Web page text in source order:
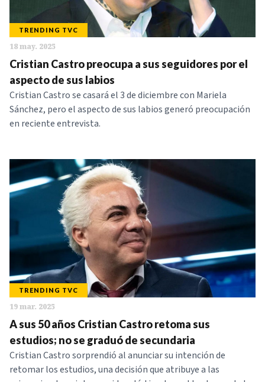
TRENDING TVC
18 may. 2025
Cristian Castro preocupa a sus seguidores por el
aspecto de sus labios
Cristian Castro se casará el 3 de diciembre con Mariela
Sánchez, pero el aspecto de sus labios generó preocupación
en reciente entrevista.
TRENDING TVC
19 mar. 2025
A sus 50 años Cristian Castro retoma sus
estudios; no se graduó de secundaria
Cristian Castro sorprendió al anunciar su intención de
retomar los estudios, una decisión que atribuye a las